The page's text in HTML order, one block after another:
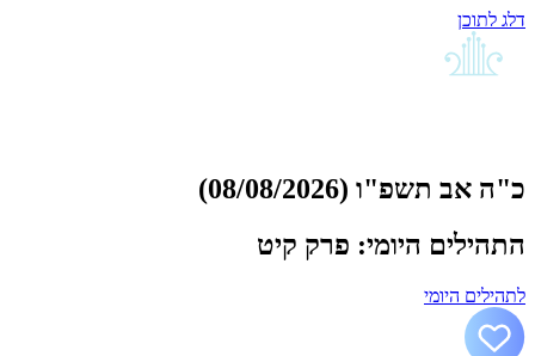
דלג לתוכן
כ"ה אב תשפ"ו (08/08/2026)
התהילים היומי: פרק קיט
לתהילים היומי